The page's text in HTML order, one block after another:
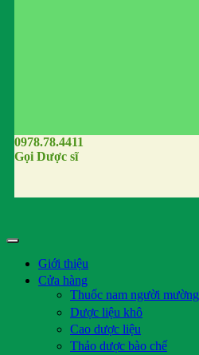
0978.78.4411
Gọi Dược sĩ
Giới thiệu
Cửa hàng
Thuốc nam người mường
Dược liệu khô
Cao dược liệu
Thảo dược bào chế